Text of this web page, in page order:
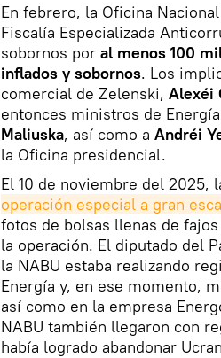
En febrero, la Oficina
Fiscalía Especializada
sobornos por al menos 100
inflados y sobornos. Los
comercial de Zelenski, Alexéi
entonces ministros de
Maliuska, así como a Andréi
la Oficina presidencial.
El 10 de noviembre del 2025,
operación especial a gran
fotos de bolsas llenas de
la operación. El diputado del
la NABU estaba realizando
Energía y, en ese momento,
así como en la empresa
NABU también llegaron con
había logrado abandonar